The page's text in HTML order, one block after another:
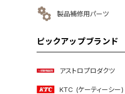
製品補修用パーツ
ピックアップブランド
アストロプロダクツ
KTC (ケーティーシー)